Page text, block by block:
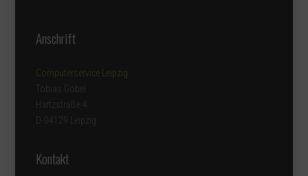
Anschrift
Computerservice Leipzig
Tobias Göbel
Hartzstraße 4
D-04129 Leipzig
Kontakt